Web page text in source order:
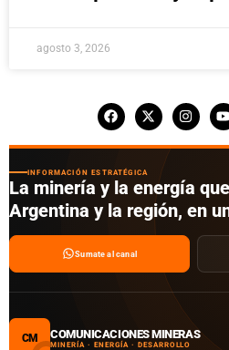
agosto 3, 2026
INFORMACIÓN ESTRATÉGICA
La minería y la energía
Argentina y la región, en
Sumate al canal
CM COMUNICACIONES MINERAS
MINERÍA · ENERGÍA · DESARROLLO